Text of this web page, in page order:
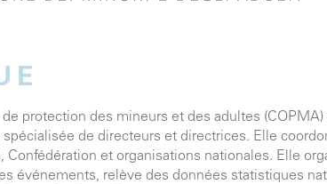
protection des mineurs et des adultes (COPMA)
de directeurs et directrices. Elle
Confédération et organisations nationales. Elle
événements, relève des données statistiques